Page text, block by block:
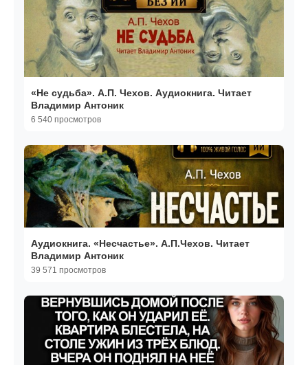
«Не судьба». А.П. Чехов. Аудиокнига. Читает
Владимир Антоник
6 540 просмотров
Аудиокнига. «Несчастье». А.П.Чехов. Читает
Владимир Антоник
39 571 просмотров